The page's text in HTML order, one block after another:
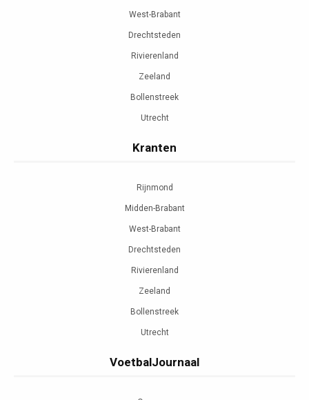
West-Brabant
Drechtsteden
Rivierenland
Zeeland
Bollenstreek
Utrecht
Kranten
Rijnmond
Midden-Brabant
West-Brabant
Drechtsteden
Rivierenland
Zeeland
Bollenstreek
Utrecht
VoetbalJournaal